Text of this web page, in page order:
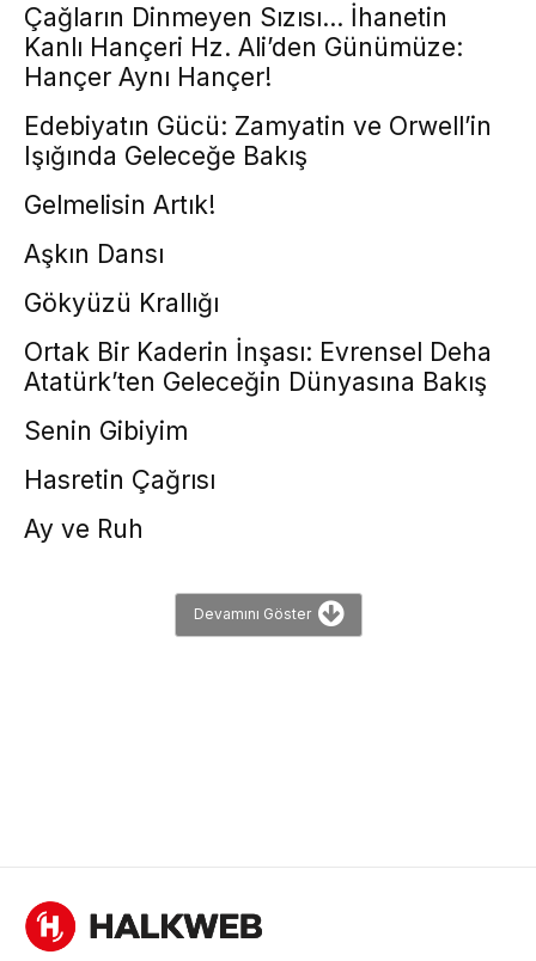
Çağların Dinmeyen Sızısı… İhanetin
Kanlı Hançeri Hz. Ali’den Günümüze:
Hançer Aynı Hançer!
Edebiyatın Gücü: Zamyatin ve Orwell’in
Işığında Geleceğe Bakış
Gelmelisin Artık!
Aşkın Dansı
Gökyüzü Krallığı
Ortak Bir Kaderin İnşası: Evrensel Deha
Atatürk’ten Geleceğin Dünyasına Bakış
Senin Gibiyim
Hasretin Çağrısı
Ay ve Ruh
Devamını Göster